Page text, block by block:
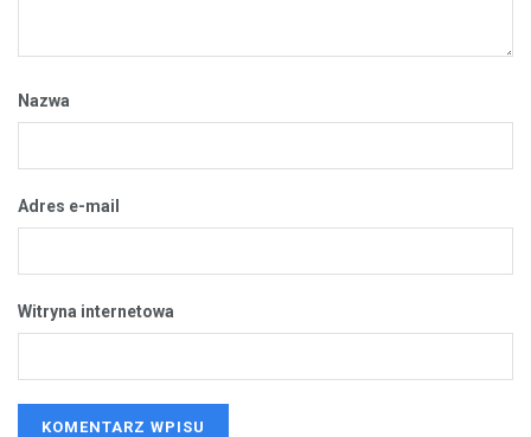
Nazwa
Adres e-mail
Witryna internetowa